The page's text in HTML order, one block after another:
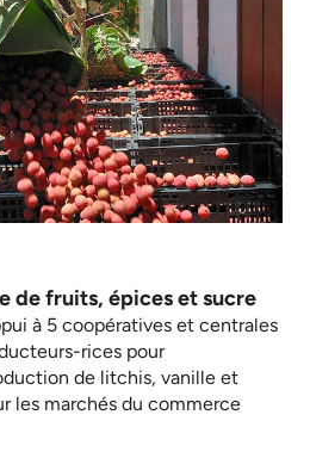
de fruits, épices et sucre
à 5 coopératives et centrales
rices pour
de litchis, vanille et
les marchés du commerce